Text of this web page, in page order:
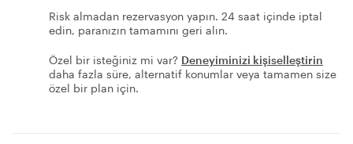
Risk almadan rezervasyon yapın. 24 saat içinde iptal
edin, paranızın tamamını geri alın.
Özel bir isteğiniz mi var? Deneyiminizi kişiselleştirin
daha fazla süre, alternatif konumlar veya tamamen size
özel bir plan için.